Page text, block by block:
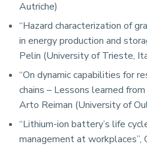
Autriche)
“Hazard characterization of
in energy production and
Pelin (University of Trieste,
“On dynamic capabilities for
chains – Lessons learned
Arto Reiman (University of
“Lithium-ion battery’s life
management at workplaces”,